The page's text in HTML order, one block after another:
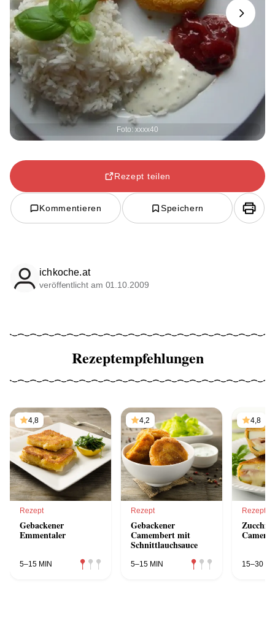
Foto: xxxx40
Next
Rezept teilen
Kommentieren Speichern
ichkoche.at
veröffentlicht am 01.10.2009
Rezeptempfehlungen
4,8
Rezept
Gebackener
Emmentaler
5–15 MIN
4,2
Rezept
Gebackener
Camembert mit
Schnittlauchsauce
5–15 MIN
4,8
Rezept
15–30